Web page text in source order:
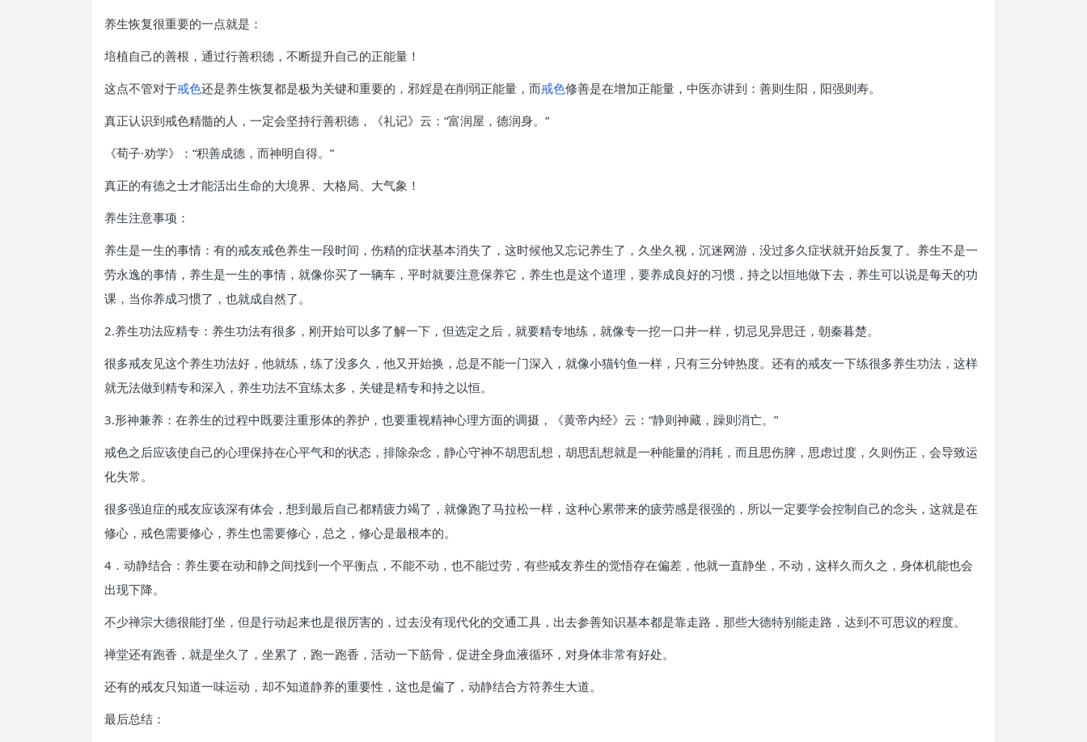
养生恢复很重要的一点就是：
培植自己的善根，通过行善积德，不断提升自己的正能量！
这点不管对于戒色还是养生恢复都是极为关键和重要的，邪婬是在削弱正能量，而戒色修善是在增加正能量，中医亦讲到：善则生阳，阳强则寿。
真正认识到戒色精髓的人，一定会坚持行善积德，《礼记》云：“富润屋，德润身。”
《荀子·劝学》：“积善成德，而神明自得。”
真正的有德之士才能活出生命的大境界、大格局、大气象！
养生注意事项：
养生是一生的事情：有的戒友戒色养生一段时间，伤精的症状基本消失了，这时候他又忘记养生了，久坐久视，沉迷网游，没过多久症状就开始反复了。养生不是一
劳永逸的事情，养生是一生的事情，就像你买了一辆车，平时就要注意保养它，养生也是这个道理，要养成良好的习惯，持之以恒地做下去，养生可以说是每天的功
课，当你养成习惯了，也就成自然了。
2.养生功法应精专：养生功法有很多，刚开始可以多了解一下，但选定之后，就要精专地练，就像专一挖一口井一样，切忌见异思迁，朝秦暮楚。
很多戒友见这个养生功法好，他就练，练了没多久，他又开始换，总是不能一门深入，就像小猫钓鱼一样，只有三分钟热度。还有的戒友一下练很多养生功法，这样
就无法做到精专和深入，养生功法不宜练太多，关键是精专和持之以恒。
3.形神兼养：在养生的过程中既要注重形体的养护，也要重视精神心理方面的调摄，《黄帝内经》云：“静则神藏，躁则消亡。”
戒色之后应该使自己的心理保持在心平气和的状态，排除杂念，静心守神不胡思乱想，胡思乱想就是一种能量的消耗，而且思伤脾，思虑过度，久则伤正，会导致运
化失常。
很多强迫症的戒友应该深有体会，想到最后自己都精疲力竭了，就像跑了马拉松一样，这种心累带来的疲劳感是很强的，所以一定要学会控制自己的念头，这就是在
修心，戒色需要修心，养生也需要修心，总之，修心是最根本的。
4．动静结合：养生要在动和静之间找到一个平衡点，不能不动，也不能过劳，有些戒友养生的觉悟存在偏差，他就一直静坐，不动，这样久而久之，身体机能也会
出现下降。
不少禅宗大德很能打坐，但是行动起来也是很厉害的，过去没有现代化的交通工具，出去参善知识基本都是靠走路，那些大德特别能走路，达到不可思议的程度。
禅堂还有跑香，就是坐久了，坐累了，跑一跑香，活动一下筋骨，促进全身血液循环，对身体非常有好处。
还有的戒友只知道一味运动，却不知道静养的重要性，这也是偏了，动静结合方符养生大道。
最后总结：